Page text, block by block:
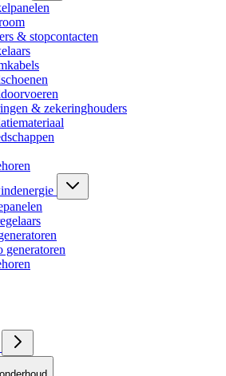
& stopcontacten
& zekeringhouders
generatoren